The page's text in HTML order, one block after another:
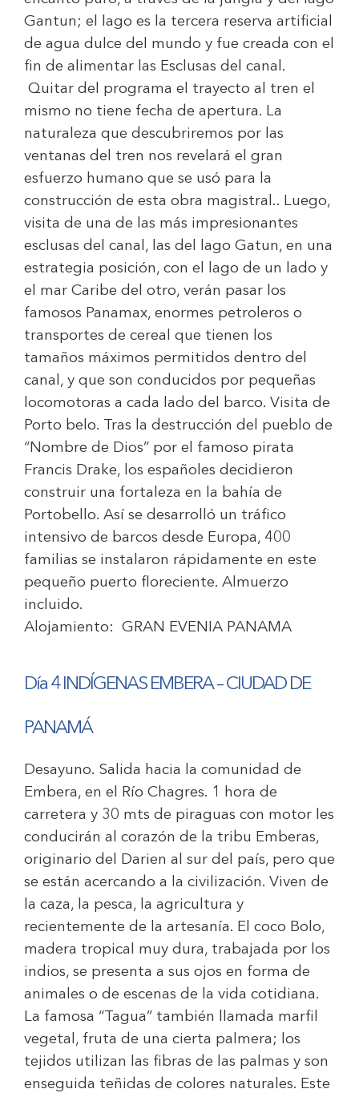
Gantun; el lago es la tercera reserva artificial
de agua dulce del mundo y fue creada con el
fin de alimentar las Esclusas del canal.
Quitar del programa el trayecto al tren el
mismo no tiene fecha de apertura. La
naturaleza que descubriremos por las
ventanas del tren nos revelará el gran
esfuerzo humano que se usó para la
construcción de esta obra magistral.. Luego,
visita de una de las más impresionantes
esclusas del canal, las del lago Gatun, en una
estrategia posición, con el lago de un lado y
el mar Caribe del otro, verán pasar los
famosos Panamax, enormes petroleros o
transportes de cereal que tienen los
tamaños máximos permitidos dentro del
canal, y que son conducidos por pequeñas
locomotoras a cada lado del barco. Visita de
Porto belo. Tras la destrucción del pueblo de
“Nombre de Dios” por el famoso pirata
Francis Drake, los españoles decidieron
construir una fortaleza en la bahía de
Portobello. Así se desarrolló un tráfico
intensivo de barcos desde Europa, 400
familias se instalaron rápidamente en este
pequeño puerto floreciente. Almuerzo
incluido.
Alojamiento:
GRAN EVENIA PANAMA
Día 4 INDÍGENAS EMBERA – CIUDAD DE
PANAMÁ
Desayuno. Salida hacia la comunidad de
Embera, en el Río Chagres. 1 hora de
carretera y 30 mts de piraguas con motor les
conducirán al corazón de la tribu Emberas,
originario del Darien al sur del país, pero que
se están acercando a la civilización. Viven de
la caza, la pesca, la agricultura y
recientemente de la artesanía. El coco Bolo,
madera tropical muy dura, trabajada por los
indios, se presenta a sus ojos en forma de
animales o de escenas de la vida cotidiana.
La famosa “Tagua” también llamada marfil
vegetal, fruta de una cierta palmera; los
tejidos utilizan las fibras de las palmas y son
enseguida teñidas de colores naturales. Este